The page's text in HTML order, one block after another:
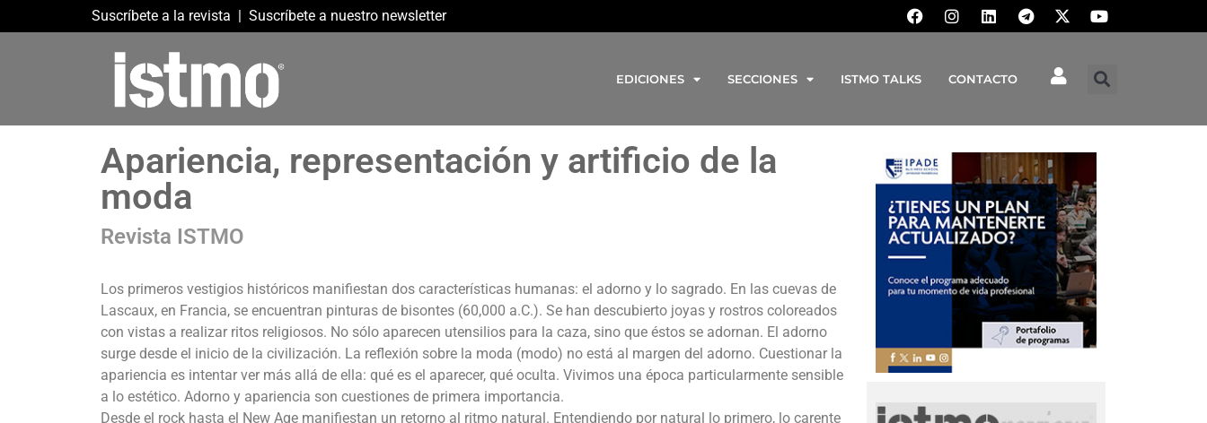
Suscríbete a la revista | Suscríbete a nuestro newsletter
EDICIONES SECCIONES ISTMO TALKS CONTACTO
Apariencia, representación y artificio de la
moda
Revista ISTMO
Los primeros vestigios históricos manifiestan dos características humanas: el adorno y lo sagrado. En las cuevas de
Lascaux, en Francia, se encuentran pinturas de bisontes (60,000 a.C.). Se han descubierto joyas y rostros coloreados
con vistas a realizar ritos religiosos. No sólo aparecen utensilios para la caza, sino que éstos se adornan. El adorno
surge desde el inicio de la civilización. La reflexión sobre la moda (modo) no está al margen del adorno. Cuestionar la
apariencia es intentar ver más allá de ella: qué es el aparecer, qué oculta. Vivimos una época particularmente sensible
a lo estético. Adorno y apariencia son cuestiones de primera importancia.
Desde el rock hasta el New Age manifiestan un retorno al ritmo natural. Entendiendo por natural lo primero, lo carente